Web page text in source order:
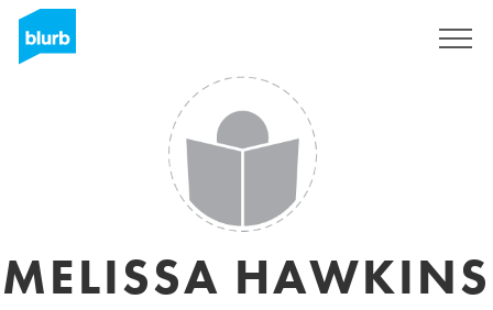
MELISSA HAWKINS